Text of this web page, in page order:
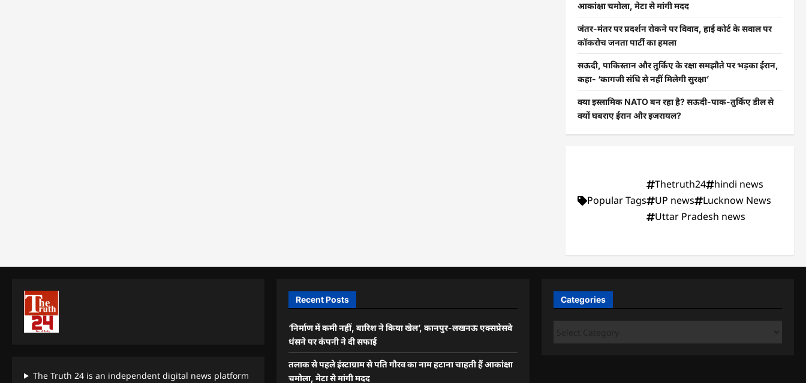
आकांक्षा चमोला, मेटा से मांगी मदद
जंतर-मंतर पर प्रदर्शन रोकने पर विवाद, हाई कोर्ट के सवाल पर
कॉकरोच जनता पार्टी का हमला
सऊदी, पाकिस्तान और तुर्किए के रक्षा समझौते पर भड़का ईरान,
कहा- ‘कागजी संधि से नहीं मिलेगी सुरक्षा’
क्या इस्लामिक NATO बन रहा है? सऊदी-पाक-तुर्किए डील से
क्यों घबराए ईरान और इजरायल?
Popular Tags
Thetruth24
hindi news
UP news
Lucknow News
Uttar Pradesh news
The Truth 24 is an independent digital news platform
Recent Posts
‘निर्माण में कमी नहीं, बारिश ने किया खेल’, कानपुर-लखनऊ एक्सप्रेसवे
धंसने पर कंपनी ने दी सफाई
तलाक से पहले इंस्टाग्राम से पति गौरव का नाम हटाना चाहती हैं आकांक्षा
चमोला, मेटा से मांगी मदद
Categories